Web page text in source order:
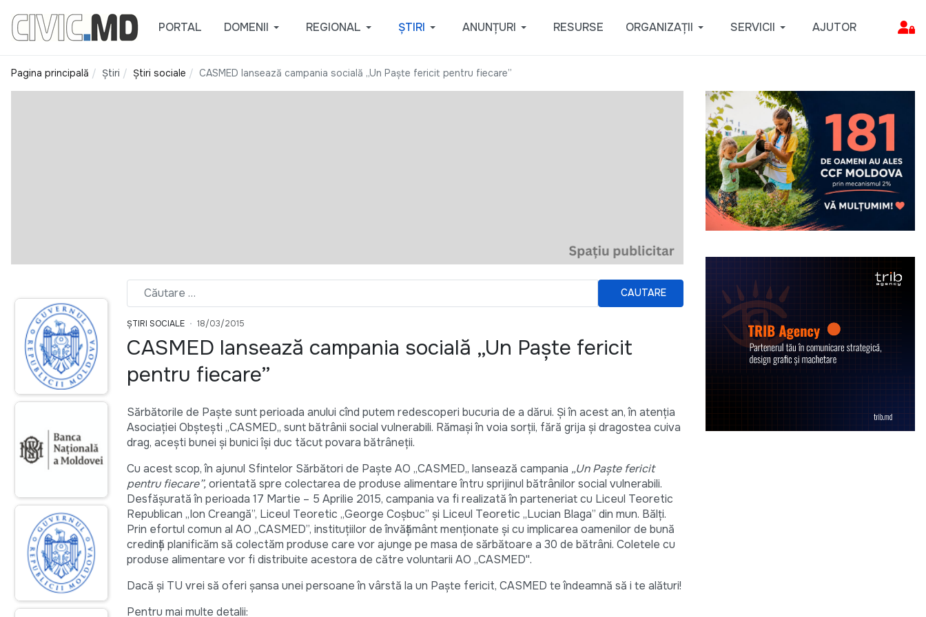
PORTAL DOMENII REGIONAL ȘTIRI ANUNȚURI RESURSE ORGANIZAȚII SERVICII AJUTOR
Pagina principală Știri Știri sociale CASMED lansează campania socială „Un Paște fericit pentru fiecare”
CAUTARE
ȘTIRI SOCIALE 18/03/2015
CASMED lansează campania socială „Un Paște fericit
pentru fiecare”
Sărbătorile de Paște sunt perioada anului cînd putem redescoperi bucuria de a dărui. Și în acest an, în atenția
Asociației Obștești ,,CASMED,, sunt bătrânii social vulnerabili. Rămași în voia sorții, fără grija și dragostea cuiva
drag, acești bunei și bunici își duc tăcut povara bătrâneții.
Cu acest scop, în ajunul Sfintelor Sărbători de Paște AO ,,CASMED,, lansează campania „Un Paște fericit
pentru fiecare”,orientată spre colectarea de produse alimentare întru sprijinul bătrânilor social vulnerabili.
Desfășurată în perioada 17 Martie – 5 Aprilie 2015, campania va fi realizată în parteneriat cu Liceul Teoretic
Republican „Ion Creangă”, Liceul Teoretic „George Coșbuc” și Liceul Teoretic „Lucian Blaga” din mun. Bălți.
Prin efortul comun al AO ,,CASMED’’, instituțiilor de învățământ menționate și cu implicarea oamenilor de bună
credință planificăm să colectăm produse care vor ajunge pe masa de sărbătoare a 30 de bătrâni. Coletele cu
produse alimentare vor fi distribuite acestora de către voluntarii AO ,,CASMED''.
Dacă și TU vrei să oferi șansa unei persoane în vârstă la un Paște fericit, CASMED te îndeamnă să i te alături!
Pentru mai multe detalii: